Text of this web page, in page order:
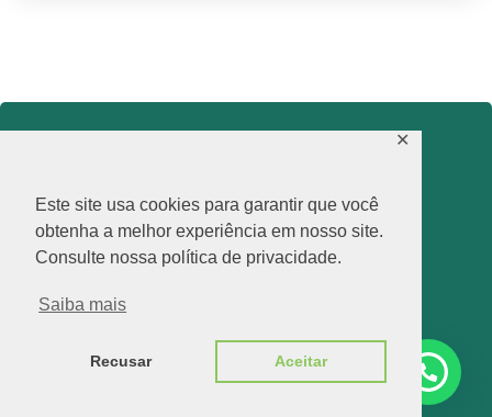
Este site usa cookies para garantir que você
obtenha a melhor experiência em nosso site.
Consulte nossa política de privacidade.
Saiba mais
Recusar Aceitar
✕